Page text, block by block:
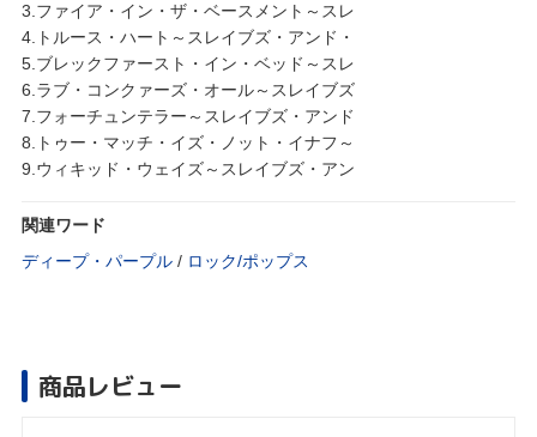
3.ファイア・イン・ザ・ベースメント～スレ
4.トルース・ハート～スレイブズ・アンド・
5.ブレックファースト・イン・ベッド～スレ
6.ラブ・コンクァーズ・オール～スレイブズ
7.フォーチュンテラー～スレイブズ・アンド
8.トゥー・マッチ・イズ・ノット・イナフ～
9.ウィキッド・ウェイズ～スレイブズ・アン
関連ワード
ディープ・パープル / ロック/ポップス
商品レビュー